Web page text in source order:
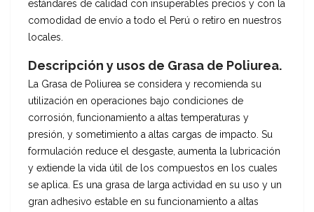
estándares de calidad con insuperables precios y con la
comodidad de envío a todo el Perú o retiro en nuestros
locales.
Descripción y usos de Grasa de Poliurea.
La Grasa de Poliurea se considera y recomienda su
utilización en operaciones bajo condiciones de
corrosión, funcionamiento a altas temperaturas y
presión, y sometimiento a altas cargas de impacto. Su
formulación reduce el desgaste, aumenta la lubricación
y extiende la vida útil de los compuestos en los cuales
se aplica. Es una grasa de larga actividad en su uso y un
gran adhesivo estable en su funcionamiento a altas